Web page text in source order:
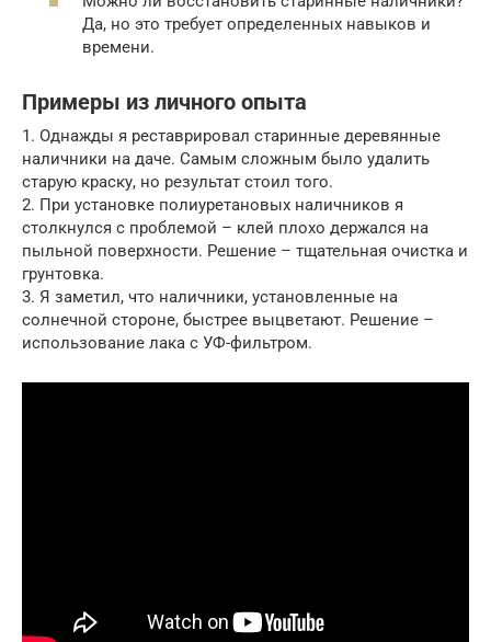
Да, но это требует определенных навыков и
времени.
Примеры из личного опыта
1. Однажды я реставрировал старинные деревянные
наличники на даче. Самым сложным было удалить
старую краску, но результат стоил того.
2. При установке полиуретановых наличников я
столкнулся с проблемой – клей плохо держался на
пыльной поверхности. Решение – тщательная очистка и
грунтовка.
3. Я заметил, что наличники, установленные на
солнечной стороне, быстрее выцветают. Решение –
использование лака с УФ-фильтром.